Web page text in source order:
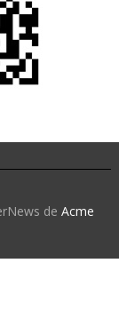
de Acme